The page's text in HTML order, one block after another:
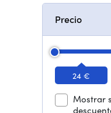
Precio
24 €
Mostrar